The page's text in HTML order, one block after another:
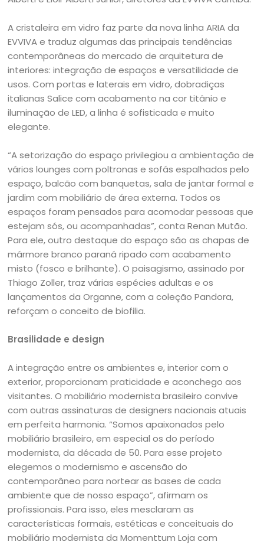
A cristaleira em vidro faz parte da nova linha ARIA da
EVVIVA e traduz algumas das principais tendências
contemporâneas do mercado de arquitetura de
interiores: integração de espaços e versatilidade de
usos. Com portas e laterais em vidro, dobradiças
italianas Salice com acabamento na cor titânio e
iluminação de LED, a linha é sofisticada e muito
elegante.
“A setorização do espaço privilegiou a ambientação de
vários lounges com poltronas e sofás espalhados pelo
espaço, balcão com banquetas, sala de jantar formal e
jardim com mobiliário de área externa. Todos os
espaços foram pensados para acomodar pessoas que
estejam sós, ou acompanhadas”, conta Renan Mutão.
Para ele, outro destaque do espaço são as chapas de
mármore branco paraná ripado com acabamento
misto (fosco e brilhante). O paisagismo, assinado por
Thiago Zoller, traz várias espécies adultas e os
lançamentos da Organne, com a coleção Pandora,
reforçam o conceito de biofilia.
Brasilidade e design
A integração entre os ambientes e, interior com o
exterior, proporcionam praticidade e aconchego aos
visitantes. O mobiliário modernista brasileiro convive
com outras assinaturas de designers nacionais atuais
em perfeita harmonia. “Somos apaixonados pelo
mobiliário brasileiro, em especial os do período
modernista, da década de 50. Para esse projeto
elegemos o modernismo e ascensão do
contemporâneo para nortear as bases de cada
ambiente que de nosso espaço”, afirmam os
profissionais. Para isso, eles mesclaram as
características formais, estéticas e conceituais do
mobiliário modernista da Momenttum Loja com